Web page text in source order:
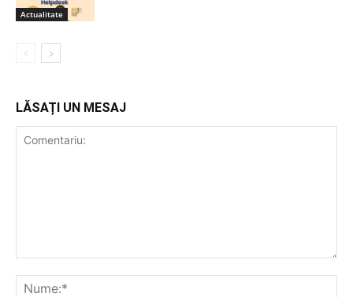
Actualitate
LĂSAȚI UN MESAJ